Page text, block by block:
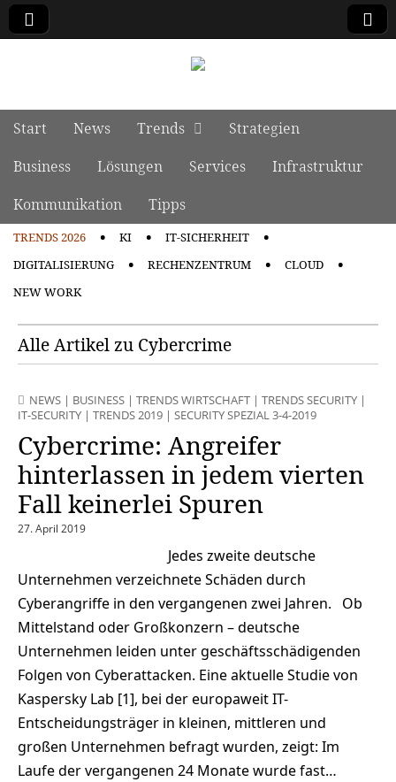
Main menu
Skip to content
Start News Trends
Strategien
Business
Lösungen Services
Infrastruktur
Kommunikation
Tipps
TRENDS 2026 KI
IT-SICHERHEIT
DIGITALISIERUNG
RECHENZENTRUM
CLOUD
NEW WORK
Alle Artikel zu Cybercrime
NEWS | BUSINESS | TRENDS WIRTSCHAFT | TRENDS SECURITY |
IT-SECURITY | TRENDS 2019 | SECURITY SPEZIAL 3-4-2019
Cybercrime: Angreifer
hinterlassen in jedem vierten
Fall keinerlei Spuren
27. April 2019
Jedes zweite deutsche
Unternehmen verzeichnete Schäden durch
Cyberangriffe in den vergangenen zwei Jahren. Ob
Mittelstand oder Großkonzern – deutsche
Unternehmen leiden unter geschäftsschädigenden
Folgen von Cyberattacken. Eine aktuelle Studie von
Kaspersky Lab [1], bei der europaweit IT-
Entscheidungsträger in kleinen, mittleren und
großen Unternehmen befragt wurden, zeigt: Im
Laufe der vergangenen 24 Monate wurde fast…